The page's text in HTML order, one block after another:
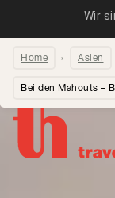
Home Asien
Bei den Mahouts –